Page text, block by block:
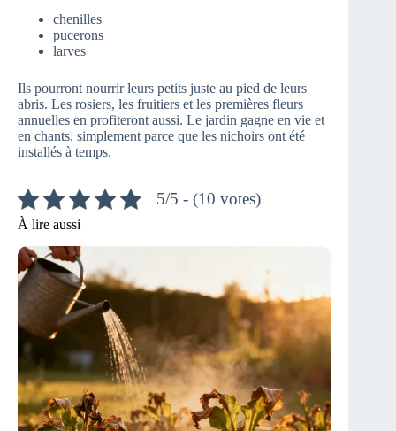
chenilles
pucerons
larves
Ils pourront nourrir leurs petits juste au pied de leurs
abris. Les rosiers, les fruitiers et les premières fleurs
annuelles en profiteront aussi. Le jardin gagne en vie et
en chants, simplement parce que les nichoirs ont été
installés à temps.
5/5 - (10 votes)
À lire aussi